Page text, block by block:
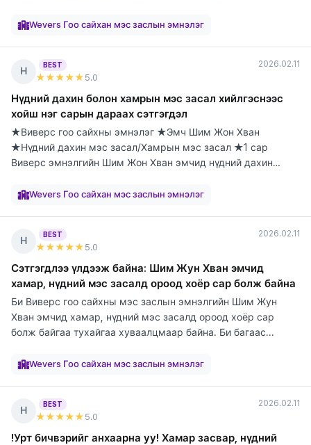
Wevers Гоо сайхан мэс заслын эмнэлэг
Н
BEST
★★★★★ 5.0
2026.02.11
Нүдний дахин болон хамрын мэс засал хийлгэснээс
хойш нэг сарын дараах сэтгэгдэл
★Виверс гоо сайхны эмнэлэг ★Эмч Шим Жон Хван
★Нүдний дахин мэс засал/Хамрын мэс засал ★1 сар
Виверс эмнэлгийн Шим Жон Хван эмчид нүдний дахин
Wevers Гоо сайхан мэс заслын эмнэлэг
Н
BEST
★★★★★ 5.0
2026.02.11
Сэтгэгдлээ үлдээж байна: Шим Жун Хван эмчид
хамар, нүдний мэс засалд ороод хоёр сар болж байна
Би Виверс гоо сайхны мэс заслын эмнэлгийн Шим Жун
Хван эмчид хамар, нүдний мэс засалд ороод хоёр сар
болж байгаа тухайгаа хуваалцмаар байна. Би багаас...
Wevers Гоо сайхан мэс заслын эмнэлэг
Н
BEST
★★★★★ 5.0
2026.02.11
!Урт бичвэрийг анхаарна уу! Хамар засвар, нүдний